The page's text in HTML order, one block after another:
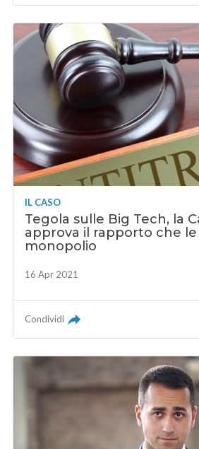
IL CASO
Tegola sulle Big Tech, la
approva il rapporto che le
monopolio
16 Apr 2021
Condividi